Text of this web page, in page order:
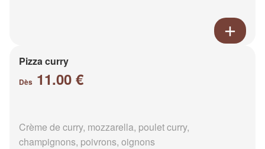
Pizza curry
Dès 11.00 €
Crème de curry, mozzarella, poulet curry,
champignons, poivrons, oignons